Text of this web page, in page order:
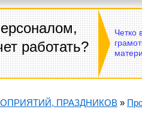
работать?
Четко
ПРАЗДНИКОВ »